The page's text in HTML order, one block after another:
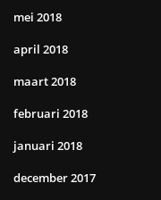
mei 2018
april 2018
maart 2018
februari 2018
januari 2018
december 2017